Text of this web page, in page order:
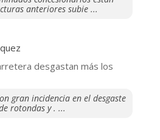
anteriores subie ...
desgastan más los
gran incidencia en el desgaste
rotondas y . ...